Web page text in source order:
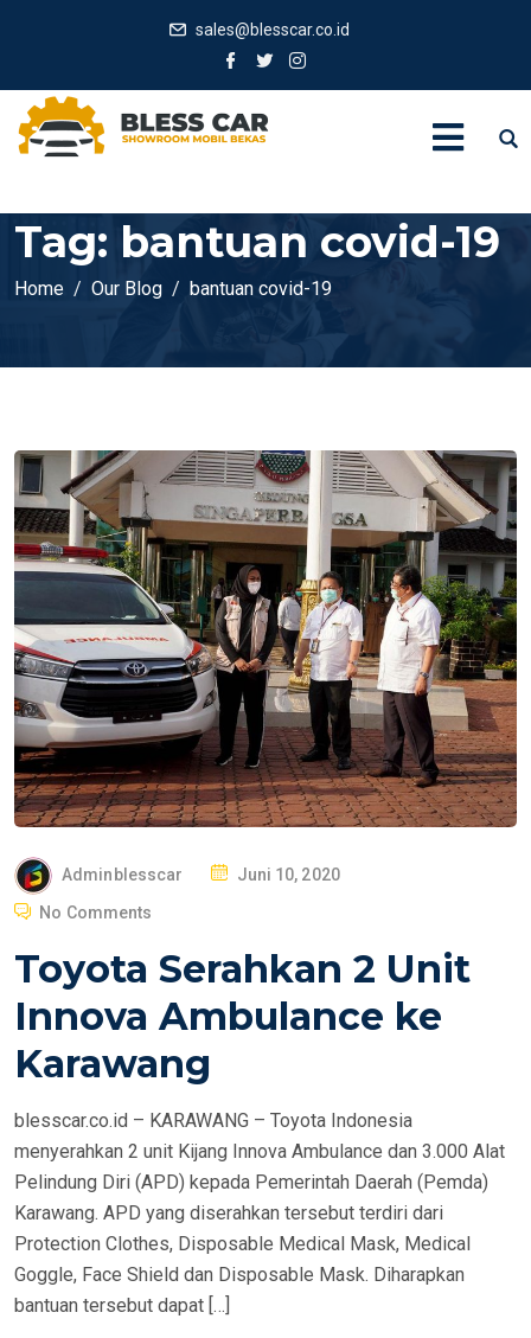
sales@blesscar.co.id
Tag: bantuan covid-19
Home Our Blog bantuan covid-19
Adminblesscar
T
D
Juni 10, 2020
No Comments
Toyota Serahkan 2 Unit
Innova Ambulance ke
Karawang
blesscar.co.id – KARAWANG – Toyota Indonesia
menyerahkan 2 unit Kijang Innova Ambulance dan 3.000 Alat
Pelindung Diri (APD) kepada Pemerintah Daerah (Pemda)
Karawang. APD yang diserahkan tersebut terdiri dari
Protection Clothes, Disposable Medical Mask, Medical
Goggle, Face Shield dan Disposable Mask. Diharapkan
bantuan tersebut dapat […]